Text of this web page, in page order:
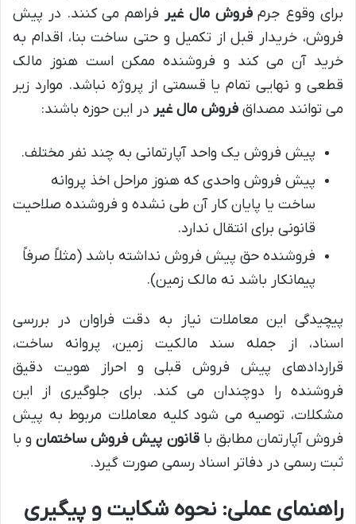
برای وقوع جرمفروش مال غیر فراهم می کنند. در پیش
فروش، خریدار قبل از تکمیل و حتی ساخت بنا، اقدام به
خرید آن می کند و فروشنده ممکن است هنوز مالک
قطعی و نهایی تمام یا قسمتی از پروژه نباشد. موارد زیر
می توانند مصداق فروش مال غیر در این حوزه باشند:
پیش فروش یک واحد آپارتمانی به چند نفر مختلف.
پیش فروش واحدی که هنوز مراحل اخذ پروانه
ساخت یا پایان کار آن طی نشده و فروشنده صلاحیت
قانونی برای انتقال ندارد.
فروشنده حق پیش فروش نداشته باشد (مثلاً صرفاً
پیمانکار باشد نه مالک زمین).
پیچیدگی این معاملات نیاز به دقت فراوان در بررسی
اسناد، از جمله سند مالکیت زمین، پروانه ساخت،
قراردادهای پیش فروش قبلی و احراز هویت دقیق
فروشنده را دوچندان می کند. برای جلوگیری از این
مشکلات، توصیه می شود کلیه معاملات مربوط به پیش
فروش آپارتمان مطابق باقانون پیش فروش ساختمانو با
ثبت رسمی در دفاتر اسناد رسمی صورت گیرد.
راهنمای عملی: نحوه شکایت و پیگیری